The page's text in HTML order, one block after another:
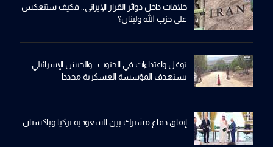
خلافات داخل دوائر القرار الإيراني.. فكيف ستنعكس
على حزب الله ولبنان؟
توغل واعتداءات في الجنوب.. والجيش الإسرائيلي
يستهدف المؤسسة العسكرية مجددا
إتفاق دفاع مشترك بين السعودية تركيا وباكستان